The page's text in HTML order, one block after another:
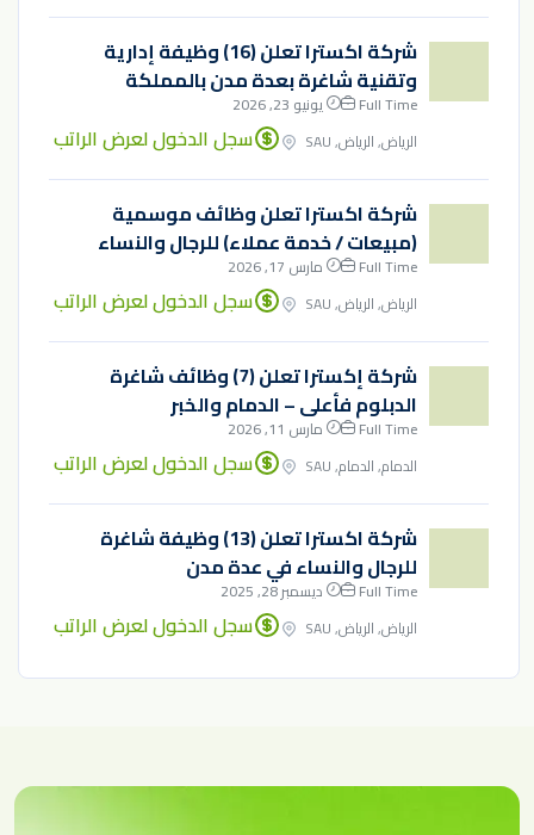
شركة اكسترا تعلن (16) وظيفة إدارية
وتقنية شاغرة بعدة مدن بالمملكة
Full Time
يونيو 23, 2026
الرياض, الرياض, SAU
سجل الدخول لعرض الراتب
شركة اكسترا تعلن وظائف موسمية
(مبيعات / خدمة عملاء) للرجال والنساء
Full Time
مارس 17, 2026
الرياض, الرياض, SAU
سجل الدخول لعرض الراتب
شركة إكسترا تعلن (7) وظائف شاغرة
الدبلوم فأعلى – الدمام والخبر
Full Time
مارس 11, 2026
الدمام, الدمام, SAU
سجل الدخول لعرض الراتب
شركة اكسترا تعلن (13) وظيفة شاغرة
للرجال والنساء في عدة مدن
Full Time
ديسمبر 28, 2025
الرياض, الرياض, SAU
سجل الدخول لعرض الراتب